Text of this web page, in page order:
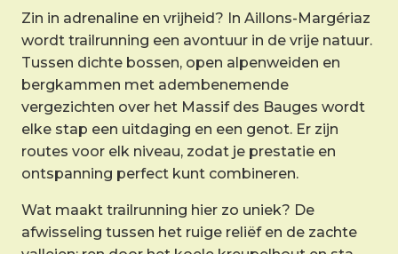
Zin in adrenaline en vrijheid? In Aillons-Margériaz
wordt trailrunning een avontuur in de vrije natuur.
Tussen dichte bossen, open alpenweiden en
bergkammen met adembenemende
vergezichten over het Massif des Bauges wordt
elke stap een uitdaging en een genot. Er zijn
routes voor elk niveau, zodat je prestatie en
ontspanning perfect kunt combineren.
Wat maakt trailrunning hier zo uniek? De
afwisseling tussen het ruige reliëf en de zachte